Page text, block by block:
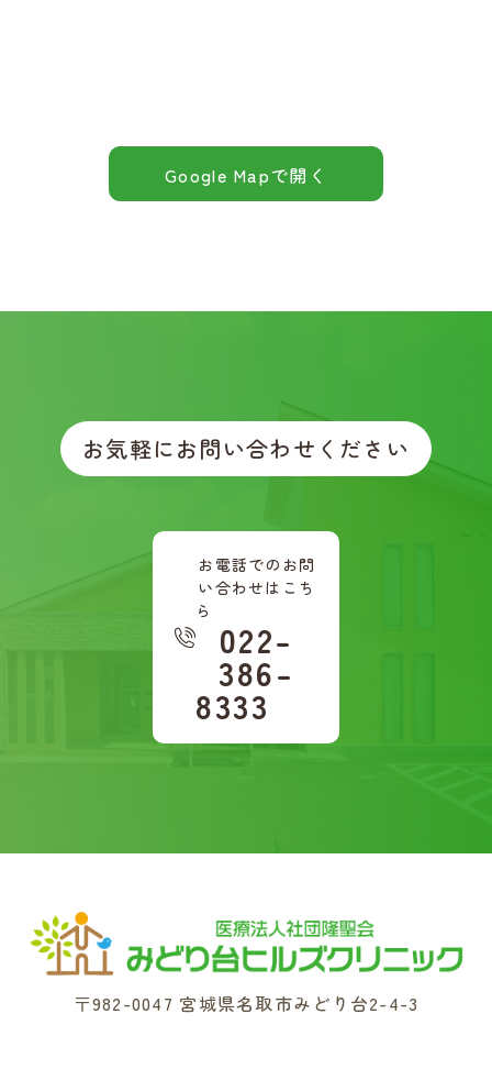
Google Mapで開く
お気軽にお問い合わせください
お電話でのお問
い合わせはこち
ら
022-
386-
8333
〒982-0047 宮城県名取市みどり台2-4-3